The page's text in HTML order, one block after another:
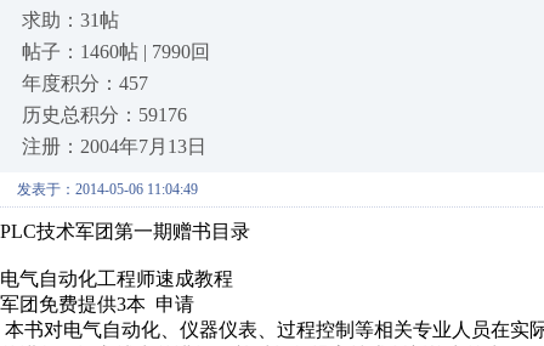
求助：31帖
帖子：1460帖 | 7990回
年度积分：457
历史总积分：59176
注册：2004年7月13日
发表于：2014-05-06 11:04:49
PLC技术军团第一期赠书目录
电气自动化工程师速成教程
军团免费提供3本 申请
本书对电气自动化、仪器仪表、过程控制等相关专业人员在